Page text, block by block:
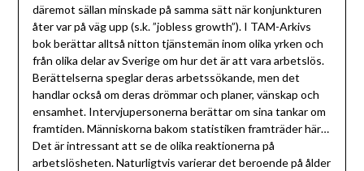
däremot sällan minskade på samma sätt när konjunkturen
åter var på väg upp (s.k. ”jobless growth”). I TAM-Arkivs
bok berättar alltså nitton tjänstemän inom olika yrken och
från olika delar av Sverige om hur det är att vara arbetslös.
Berättelserna speglar deras arbetssökande, men det
handlar också om deras drömmar och planer, vänskap och
ensamhet. Intervjupersonerna berättar om sina tankar om
framtiden. Människorna bakom statistiken framträder här…
Det är intressant att se de olika reaktionerna på
arbetslösheten. Naturligtvis varierar det beroende på ålder